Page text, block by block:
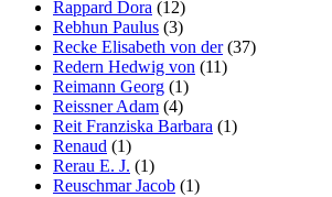
Rappard Dora (12)
Rebhun Paulus (3)
Recke Elisabeth von der(37)
Redern Hedwig von (11)
Reimann Georg (1)
Reissner Adam (4)
Reit Franziska Barbara (1)
Renaud (1)
Rerau E. J. (1)
Reuschmar Jacob (1)